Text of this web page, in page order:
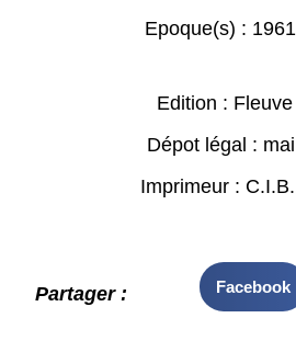
Epoque(s) :
Edition :
Dépot légal :
Imprimeur :
Partager : Facebook